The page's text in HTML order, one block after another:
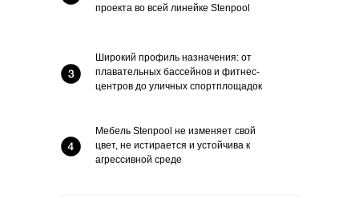
Широкий профиль назначения: от
плавательных бассейнов и фитнес-
центров до уличных спортплощадок
проекта во всей линейке Stenpool
Мебель Stenpool не изменяет свой
цвет, не истирается и устойчива к
агрессивной среде